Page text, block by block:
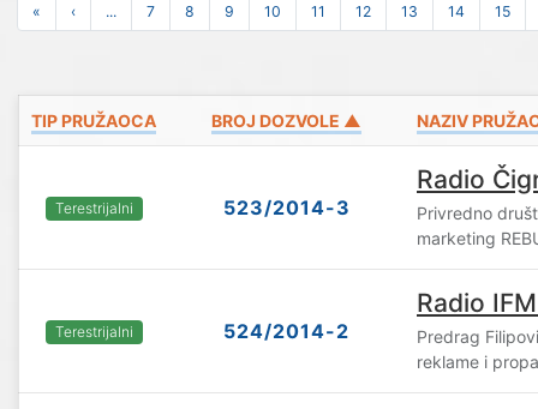
« ‹ ... 7 8 9 10 11 12 13 14 15
TIP PRUŽAOCA BROJ DOZVOLE ▲ NAZIV
Terestrijalni 523/2014-3
Radio
Privredno
marketing
Terestrijalni 524/2014-2
Radio
Predrag
reklame i